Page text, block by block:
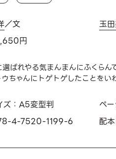
／文 玉
円
ばれやる気まんまんにふくらん
ウちゃんにトゲトゲしたことを
ズ：A5変型判
ペ
4-7520-1199-6
配